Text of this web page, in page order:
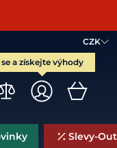
CZK
a získejte výhody
Slevy-